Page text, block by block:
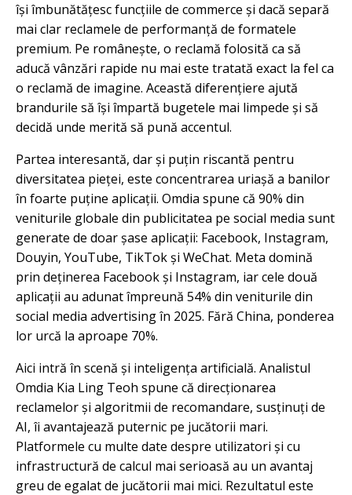
își îmbunătățesc funcțiile de commerce și dacă separă
mai clar reclamele de performanță de formatele
premium. Pe românește, o reclamă folosită ca să
aducă vânzări rapide nu mai este tratată exact la fel ca
o reclamă de imagine. Această diferențiere ajută
brandurile să își împartă bugetele mai limpede și să
decidă unde merită să pună accentul.
Partea interesantă, dar și puțin riscantă pentru
diversitatea pieței, este concentrarea uriașă a banilor
în foarte puține aplicații. Omdia spune că 90% din
veniturile globale din publicitatea pe social media sunt
generate de doar șase aplicații: Facebook, Instagram,
Douyin, YouTube, TikTok și WeChat. Meta domină
prin deținerea Facebook și Instagram, iar cele două
aplicații au adunat împreună 54% din veniturile din
social media advertising în 2025. Fără China, ponderea
lor urcă la aproape 70%.
Aici intră în scenă și inteligența artificială. Analistul
Omdia Kia Ling Teoh spune că direcționarea
reclamelor și algoritmii de recomandare, susținuți de
AI, îi avantajează puternic pe jucătorii mari.
Platformele cu multe date despre utilizatori și cu
infrastructură de calcul mai serioasă au un avantaj
greu de egalat de jucătorii mai mici. Rezultatul este